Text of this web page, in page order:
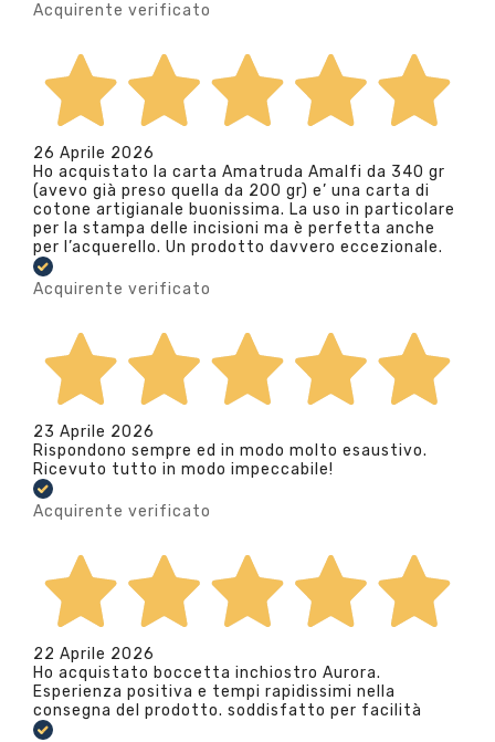
Acquirente verificato
26 Aprile 2026
Ho acquistato la carta Amatruda Amalfi da 340 gr
(avevo già preso quella da 200 gr) e’ una carta di
cotone artigianale buonissima. La uso in particolare
per la stampa delle incisioni ma è perfetta anche
per l’acquerello. Un prodotto davvero eccezionale.
Acquirente verificato
23 Aprile 2026
Rispondono sempre ed in modo molto esaustivo.
Ricevuto tutto in modo impeccabile!
Acquirente verificato
22 Aprile 2026
Ho acquistato boccetta inchiostro Aurora.
Esperienza positiva e tempi rapidissimi nella
consegna del prodotto. soddisfatto per facilità